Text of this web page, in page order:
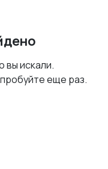
вы искали.
еще раз.